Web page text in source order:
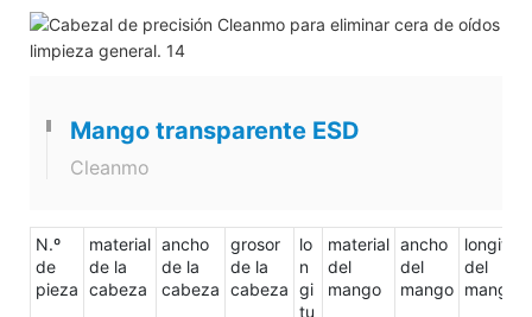
Mango transparente ESD
Cleanmo
N.º
de
pieza
material
de la
cabeza
ancho
de la
cabeza
grosor
de la
cabeza
lo
n
gi
tu
material
del
mango
ancho
del
mango
longitud
del
mango